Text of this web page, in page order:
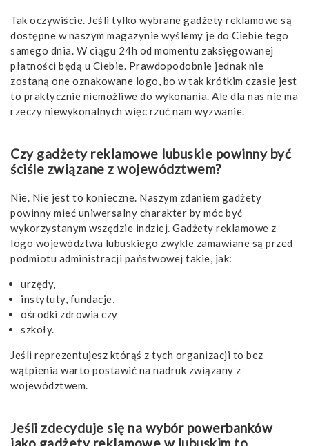
Tak oczywiście. Jeśli tylko wybrane gadżety reklamowe są
dostępne w naszym magazynie wyślemy je do Ciebie tego
samego dnia. W ciągu 24h od momentu zaksięgowanej
płatności będą u Ciebie. Prawdopodobnie jednak nie
zostaną one oznakowane logo, bo w tak krótkim czasie jest
to praktycznie niemożliwe do wykonania. Ale dla nas nie ma
rzeczy niewykonalnych więc rzuć nam wyzwanie.
Czy gadżety reklamowe lubuskie powinny być
ściśle związane z województwem?
Nie. Nie jest to konieczne. Naszym zdaniem gadżety
powinny mieć uniwersalny charakter by móc być
wykorzystanym wszędzie indziej. Gadżety reklamowe z
logo województwa lubuskiego zwykle zamawiane są przed
podmiotu administracji państwowej takie, jak:
urzędy,
instytuty, fundacje,
ośrodki zdrowia czy
szkoły.
Jeśli reprezentujesz którąś z tych organizacji to bez
wątpienia warto postawić na nadruk związany z
województwem.
Jeśli zdecyduje się na wybór powerbanków
jako gadżety reklamowe w lubuskim to